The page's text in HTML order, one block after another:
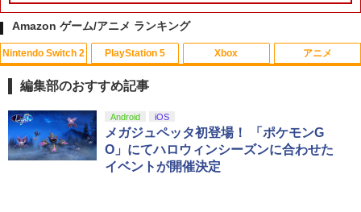
1
劇場版「鬼滅の刃」無限城編 第一章 猗
窩座再来(通常版)【Blu-ray】 [ 吾峠呼世
晴 ]
￥3,960
Amazon ゲーム/アニメ ランキング
Nintendo Switch 2
1
スプラトゥーン レイダース|オンライン
コード版
￥5,832
PlayStation 5
1
PlayStation 5 デジタル・エディション
日本語専用 Console Language: Japan
ese only (CFI-2200B01)
￥55,000
Xbox
1
【純正品】Xbox ワイヤレス コントロー
ラー + USB-C® ケーブル
￥8,300
アニメ
1
劇場版「鬼滅の刃」無限城編 第一章 猗
窩座再来 通常版 [Blu-ray]
￥3,964
編集部のおすすめ記事
Android iOS
メガジュペッタ初登場！ 「ポケモンG
O」にてハロウィンシーズンに合わせた
イベントが開催決定